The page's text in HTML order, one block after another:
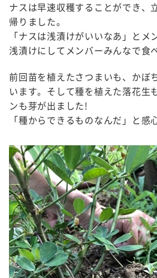
ナスは早速収穫することができ、
帰りました。
「ナスは浅漬けがいいなあ」とメ
浅漬けにしてメンバーみんなで食
前回苗を植えたさつまいも、かぼ
います。そして種を植えた落花生
ンも芽が出ました!
「種からできるものなんだ」と感